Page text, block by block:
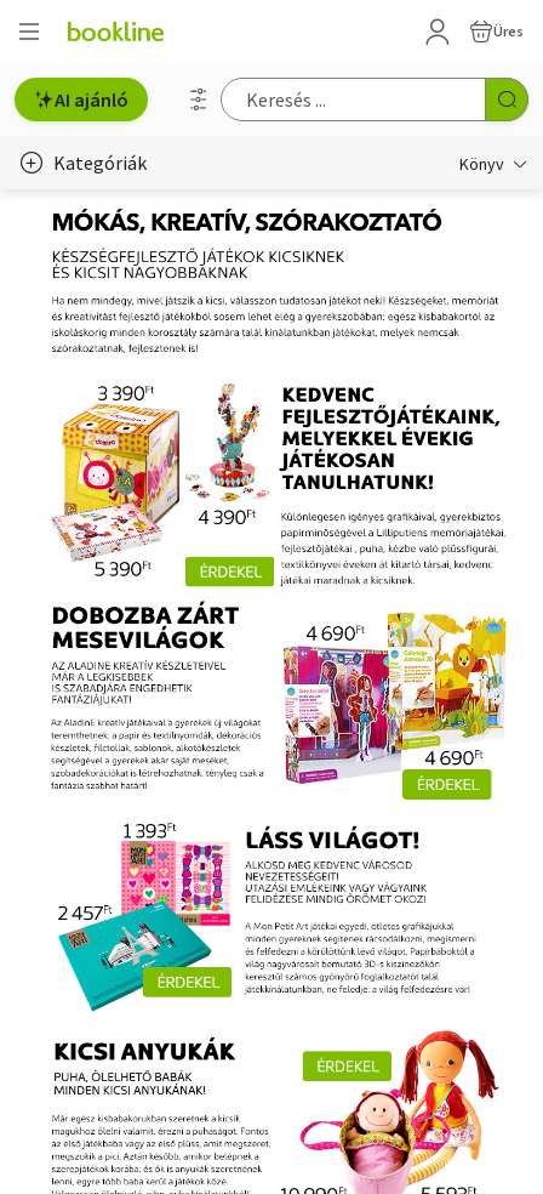
Üres
AI ajánló
Kategóriák Könyv
Életmód, egészség
Erotika
Gyermek- és ifjúsági
Irodalom
Művészet
Szakkönyv
Tankönyv, segédkönyv
Társadalomtudomány
Természettudomány
Történelem